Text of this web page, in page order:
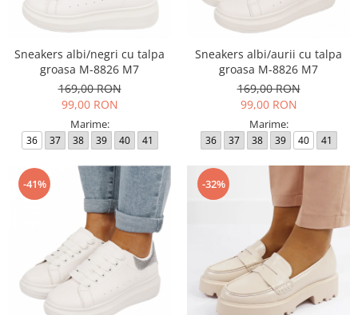
Sneakers albi/negri cu talpa
groasa M-8826 M7
169,00 RON
99,00 RON
Marime:
36 37 38 39 40 41
Sneakers albi/aurii cu talpa
groasa M-8826 M7
169,00 RON
99,00 RON
Marime:
36 37 38 39 40 41
-41% -32%